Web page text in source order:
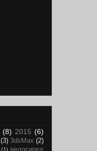
(8) 2015 (6)
(3) 3dsMax (2)
(1) велосипед